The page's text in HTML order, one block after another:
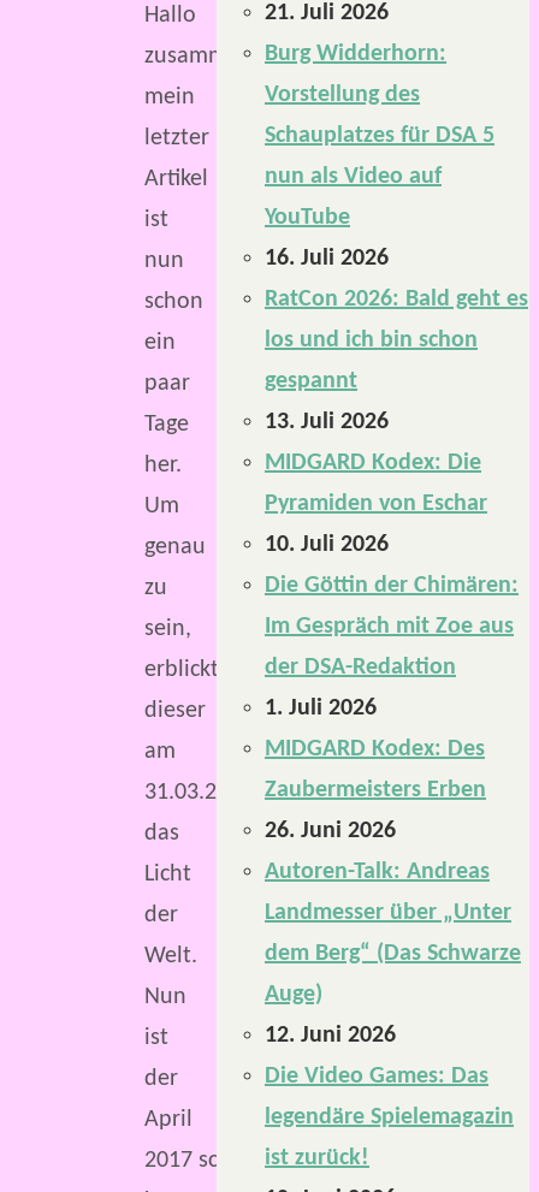
Hallo
zusammen,
mein
letzter
Artikel
ist
nun
schon
ein
paar
Tage
her.
Um
genau
zu
sein,
erblickte
dieser
am
31.03.2017
das
Licht
der
Welt.
Nun
ist
der
April
2017 schon
21. Juli 2026
Burg Widderhorn:
Vorstellung des
Schauplatzes für DSA 5
nun als Video auf
YouTube
16. Juli 2026
RatCon 2026: Bald geht es
los und ich bin schon
gespannt
13. Juli 2026
MIDGARD Kodex: Die
Pyramiden von Eschar
10. Juli 2026
Die Göttin der Chimären:
Im Gespräch mit Zoe aus
der DSA-Redaktion
1. Juli 2026
MIDGARD Kodex: Des
Zaubermeisters Erben
26. Juni 2026
Autoren-Talk: Andreas
Landmesser über „Unter
dem Berg“ (Das Schwarze
Auge)
12. Juni 2026
Die Video Games: Das
legendäre Spielemagazin
ist zurück!